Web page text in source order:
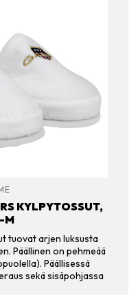
KYLPYTOSSUT,
M
tuovat arjen luksusta
Päällinen on pehmeää
Päällisessä
sekä sisäpohjassa